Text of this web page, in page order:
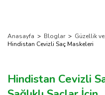
Anasayfa > Bloglar > Güzellik ve
Hindistan Cevizli Saç Maskeleri
Hindistan Cevizli